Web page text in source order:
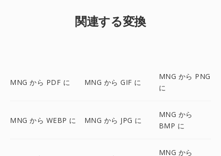
関連する変換
MNG から PDF に MNG から GIF に
MNG から PNG
に
MNG から WEBP に MNG から JPG に
MNG から
BMP に
MNG から